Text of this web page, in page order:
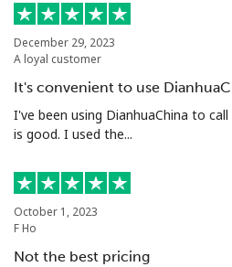
December 29, 2023
A loyal customer
It's convenient to use
I've been using DianhuaChina to
is good. I used the...
October 1, 2023
F Ho
Not the best pricing